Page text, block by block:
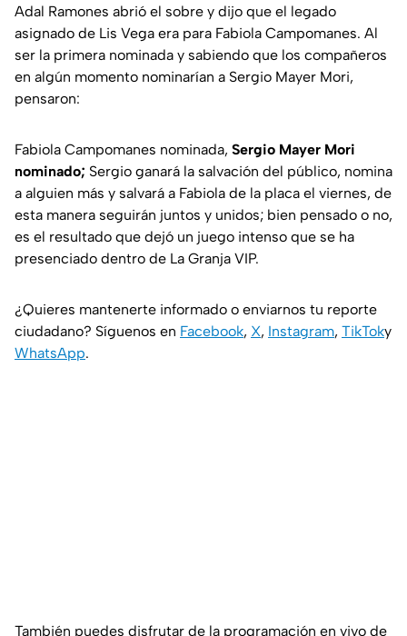
Adal Ramones abrió el sobre y dijo que el legado
asignado de Lis Vega era para Fabiola Campomanes. Al
ser la primera nominada y sabiendo que los compañeros
en algún momento nominarían a Sergio Mayer Mori,
pensaron:
Fabiola Campomanes nominada, Sergio Mayer Mori
nominado; Sergio ganará la salvación del público, nomina
a alguien más y salvará a Fabiola de la placa el viernes, de
esta manera seguirán juntos y unidos; bien pensado o no,
es el resultado que dejó un juego intenso que se ha
presenciado dentro de La Granja VIP.
¿Quieres mantenerte informado o enviarnos tu reporte
ciudadano? Síguenos en Facebook, X, Instagram, TikToky
WhatsApp.
También puedes disfrutar de la programación en vivo de